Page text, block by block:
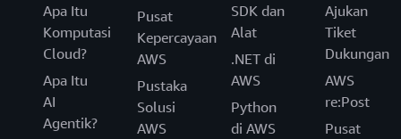
Apa Itu
Komputasi
Cloud?
Apa Itu
AI
Agentik?
Pusat
Kepercayaan
AWS
Pustaka
Solusi
AWS
SDK dan
Alat
.NET di
AWS
Python
di AWS
Ajukan
Tiket
Dukungan
AWS
re:Post
Pusat